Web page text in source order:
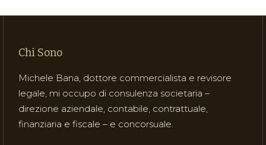
Chi Sono
Michele Bana, dottore commercialista e revisore
legale, mi occupo di consulenza societaria –
direzione aziendale, contabile, contrattuale,
finanziaria e fiscale – e concorsuale.